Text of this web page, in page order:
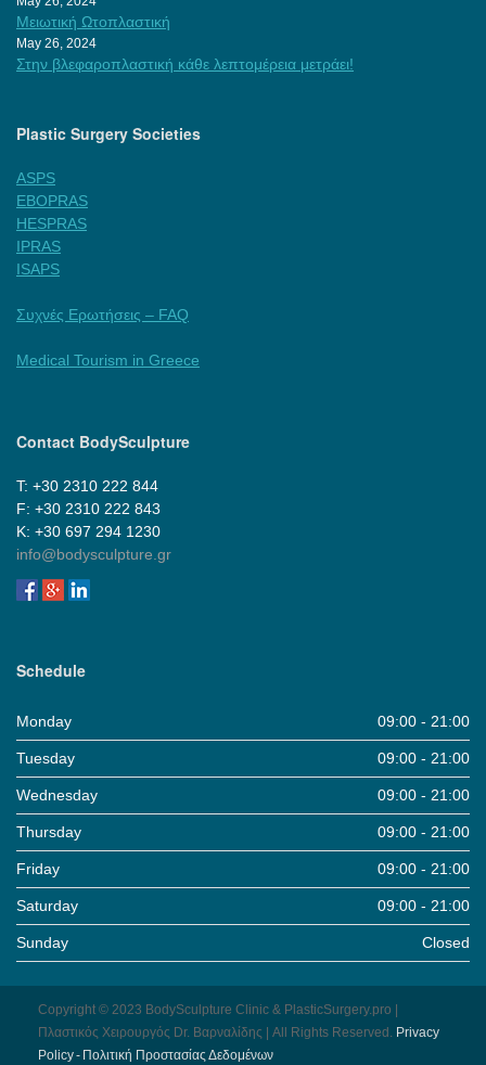
Μειωτική Ωτοπλαστική
May 26, 2024
Στην βλεφαροπλαστική κάθε λεπτομέρεια μετράει!
Plastic Surgery Societies
ASPS
EBOPRAS
HESPRAS
IPRAS
ISAPS
Συχνές Ερωτήσεις – FAQ
Medical Tourism in Greece
Contact BodySculpture
Τ: +30 2310 222 844
F: +30 2310 222 843
Κ: +30 697 294 1230
info@bodysculpture.gr
Schedule
Monday 09:00 - 21:00
Tuesday 09:00 - 21:00
Wednesday 09:00 - 21:00
Thursday 09:00 - 21:00
Friday 09:00 - 21:00
Saturday 09:00 - 21:00
Sunday Closed
Copyright © 2023 BodySculpture Clinic & PlasticSurgery.pro |
Πλαστικός Χειρουργός Dr. Βαρναλίδης | All Rights Reserved. Pri­vacy
Pol­icy - Πολιτική Προστασίας Δεδομένων